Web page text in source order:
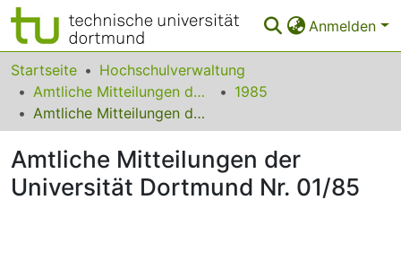
Anmelden
Bereiche & Sammlungen
Das gesamte Repositorium
FAQ
Startseite
Hochschulverwaltung
Amtliche Mitteilungen der Technischen Universität Dortmund
1985
Amtliche Mitteilungen der Universität Dortmund Nr. 01/85
Amtliche Mitteilungen der
Universität Dortmund Nr. 01/85